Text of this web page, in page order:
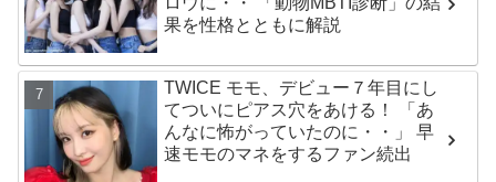
果を性格とともに解説
TWICE モモ、デビュー７年目にし
てついにピアス穴をあける！ 「あ
んなに怖がっていたのに・・」 早
速モモのマネをするファン続出